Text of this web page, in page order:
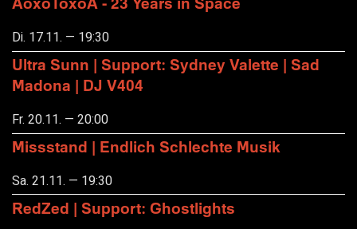
Di. 17.11. — 19:30
Ultra Sunn | Support: Sydney Valette | Sad
Madona | DJ V404
Fr. 20.11. — 20:00
Missstand | Endlich Schlechte Musik
Sa. 21.11. — 19:30
RedZed | Support: Ghostlights